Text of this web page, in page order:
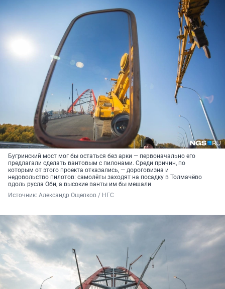
Бугринский мост мог бы остаться без арки — первоначально его
предлагали сделать вантовым с пилонами. Среди причин, по
которым от этого проекта отказались, — дороговизна и
недовольство пилотов: самолёты заходят на посадку в Толмачёво
вдоль русла Оби, а высокие ванты им бы мешали
Источник: Александр Ощепков / НГС